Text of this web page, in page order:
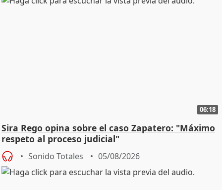
06:18
Sira Rego opina sobre el caso Zapatero: "Máximo
respeto al proceso judicial"
Sonido Totales 05/08/2026